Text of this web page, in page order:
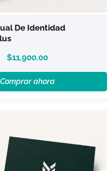
De Identidad
$11,900.00
Comprar ahora